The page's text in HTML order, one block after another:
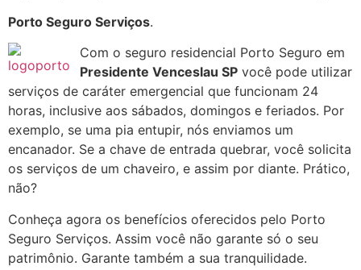
Porto Seguro Serviços.
Com o seguro residencial Porto Seguro em
Presidente Venceslau SP você pode utilizar
serviços de caráter emergencial que funcionam 24
horas, inclusive aos sábados, domingos e feriados. Por
exemplo, se uma pia entupir, nós enviamos um
encanador. Se a chave de entrada quebrar, você solicita
os serviços de um chaveiro, e assim por diante. Prático,
não?
Conheça agora os benefícios oferecidos pelo Porto
Seguro Serviços. Assim você não garante só o seu
patrimônio. Garante também a sua tranquilidade.